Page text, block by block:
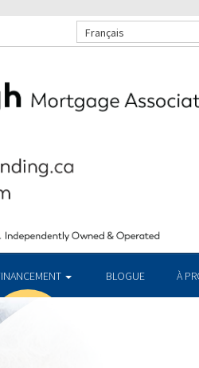
Français
BLOGUE À